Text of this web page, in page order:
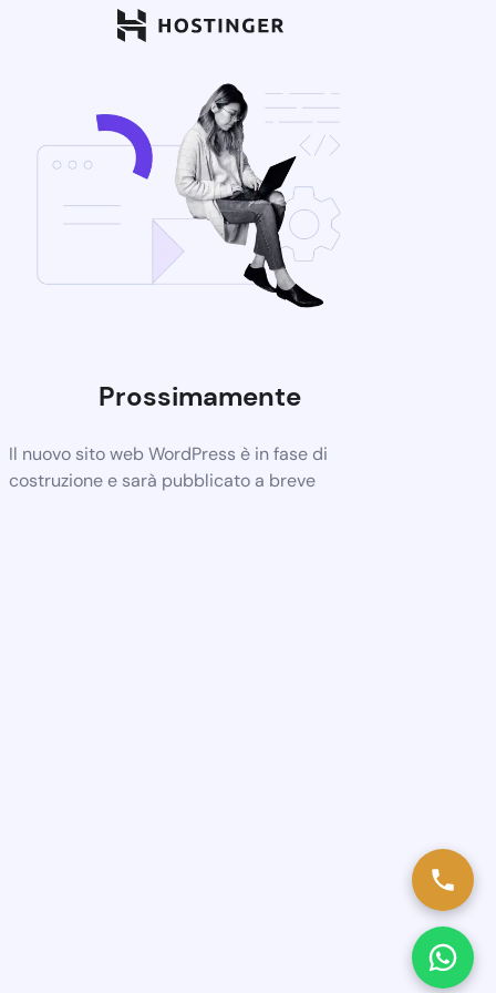
Prossimamente
Il nuovo sito web WordPress è in fase di
costruzione e sarà pubblicato a breve